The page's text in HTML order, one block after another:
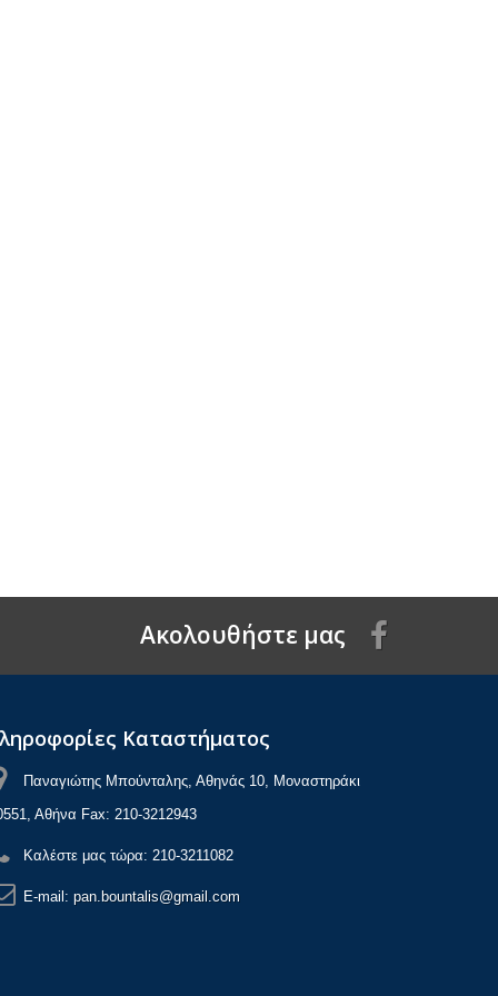
Aκολουθήστε μας
Καταστήματος
Παναγιώτης Μπούνταλης, Αθηνάς 10, Μοναστηράκι
Αθήνα Fax: 210-3212943
Καλέστε μας τώρα:210-3211082
E-mail:pan.bountalis@gmail.com